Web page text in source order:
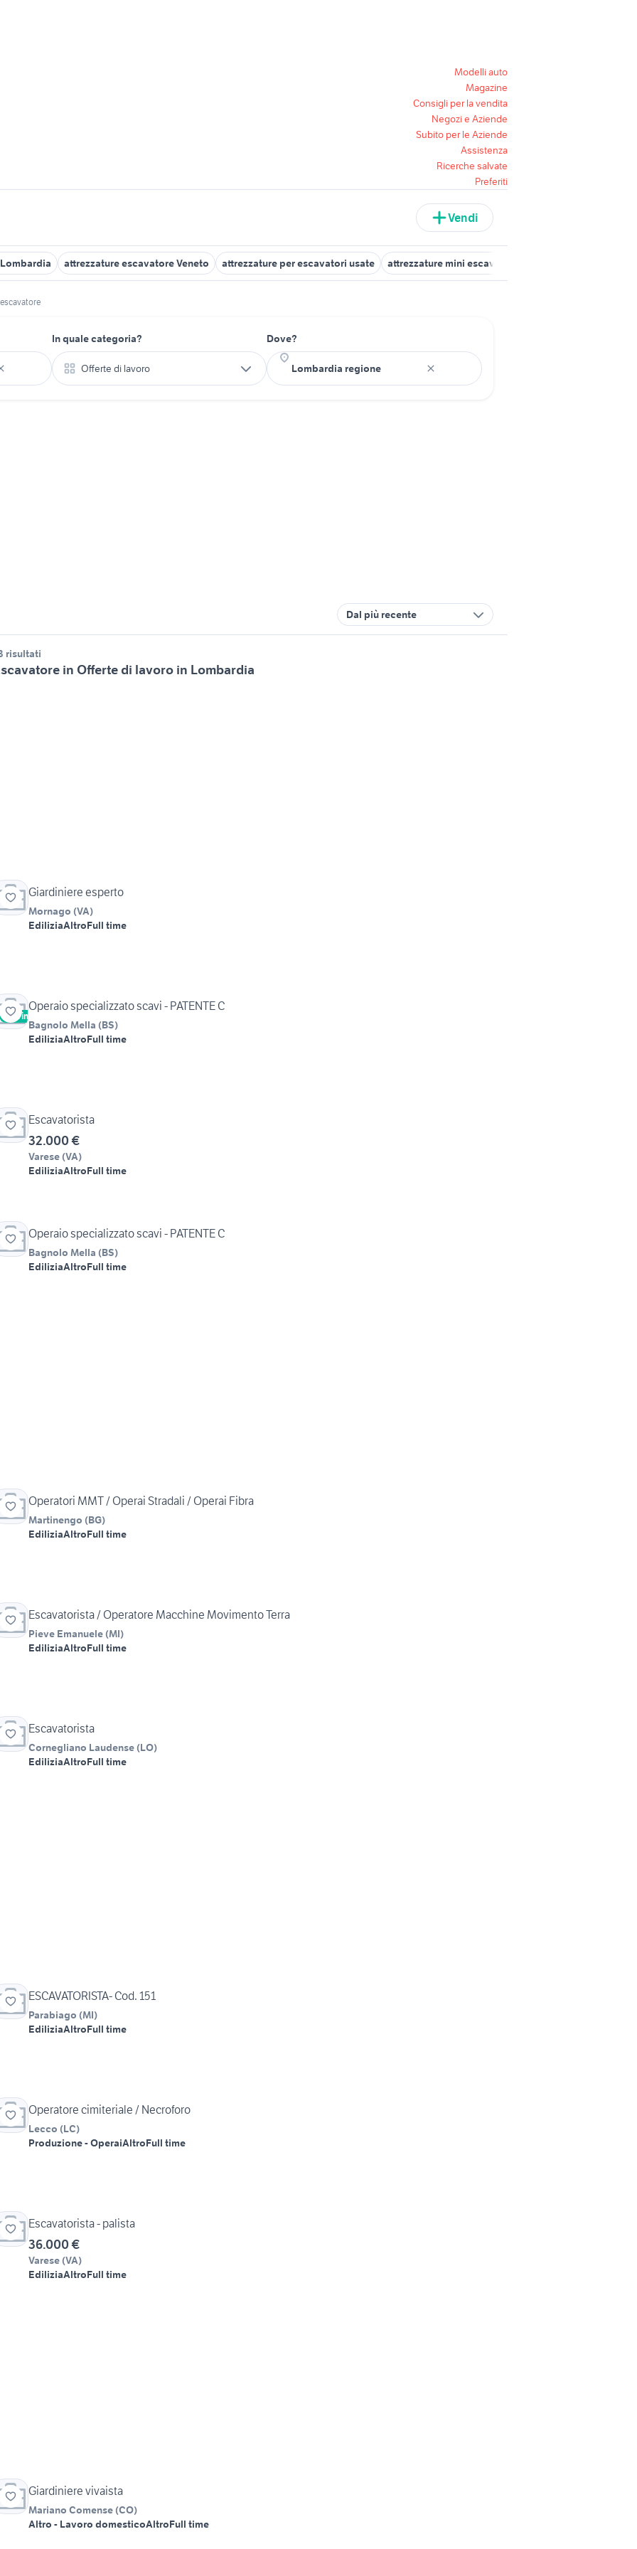
Modelli auto
Magazine
Consigli per la vendita
Negozi e Aziende
Subito per le Aziende
Assistenza
Ricerche salvate
Preferiti
Vendi
attrezzature escavatore Veneto attrezzature per escavatori usate attrezzature mini escavatore
escavatore
In quale categoria?
Offerte di lavoro
Dove?
Dal più recente
risultati
in Offerte di lavoro in Lombardia
Giardiniere esperto
Mornago (VA)
EdiliziaAltroFull time
Vetrina
Operaio specializzato scavi - PATENTE C
Bagnolo Mella (BS)
EdiliziaAltroFull time
Escavatorista
32.000 €
Varese (VA)
EdiliziaAltroFull time
Operaio specializzato scavi - PATENTE C
Bagnolo Mella (BS)
EdiliziaAltroFull time
Operatori MMT / Operai Stradali / Operai Fibra
Martinengo (BG)
EdiliziaAltroFull time
Escavatorista / Operatore Macchine Movimento Terra
Pieve Emanuele (MI)
EdiliziaAltroFull time
Escavatorista
Cornegliano Laudense (LO)
EdiliziaAltroFull time
ESCAVATORISTA- Cod. 151
Parabiago (MI)
EdiliziaAltroFull time
Operatore cimiteriale / Necroforo
Lecco (LC)
Produzione - OperaiAltroFull time
Escavatorista - palista
36.000 €
Varese (VA)
EdiliziaAltroFull time
Giardiniere vivaista
Mariano Comense (CO)
Altro - Lavoro domesticoAltroFull time